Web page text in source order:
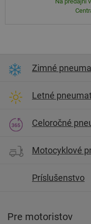
Zimné
Letné
Celoročné
Motocyklové
Príslušenstvo
Pre motoristov